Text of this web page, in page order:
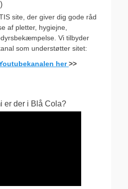
site, der giver dig gode råd
af pletter, hygiejne,
Vi tilbyder
som understøtter sitet:
her>>
er der i Blå Cola?